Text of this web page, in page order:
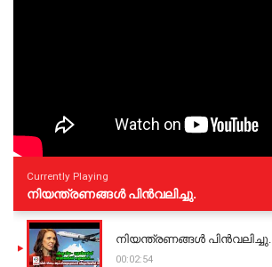
Currently Playing
നിയന്ത്രണങ്ങള്‍ പിന്‍വലിച്ചു.
നിയന്ത്രണങ്ങള്‍ പിന്‍വലിച്ചു.
00:02:54